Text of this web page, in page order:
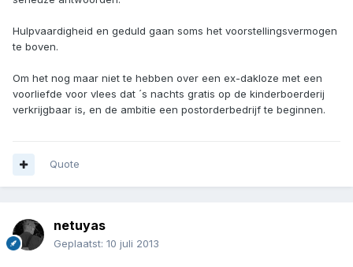
Hulpvaardigheid en geduld gaan soms het voorstellingsvermogen
te boven.
Om het nog maar niet te hebben over een ex-dakloze met een
voorliefde voor vlees dat ´s nachts gratis op de kinderboerderij
verkrijgbaar is, en de ambitie een postorderbedrijf te beginnen.
Quote
netuyas
Geplaatst: 10 juli 2013